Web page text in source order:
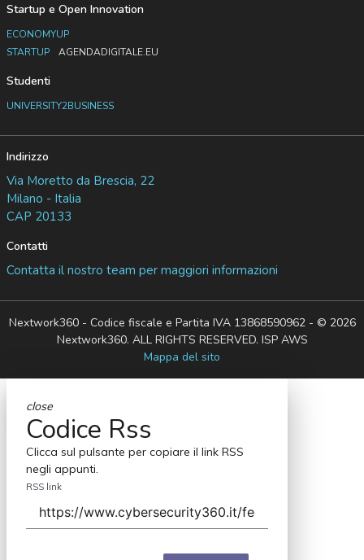
Startup e Open Innovation
ECONOMYUP
STARTUP
AGENDADIGITALE.EU
Studenti
UNIVERSITY2BUSINESS
Indirizzo
Via Moretto da Brescia, 22
Milano - Italia
CAP 20133
Contatti
Contatta il nostro team per maggiori informazioni
Nextwork360 - Codice fiscale e Partita IVA 13868590962 - © 2026
Nextwork360. ALL RIGHTS RESERVED. ISP AWS
Mappa del sito
close
Codice Rss
Clicca sul pulsante per copiare il link RSS
negli appunti.
RSS link